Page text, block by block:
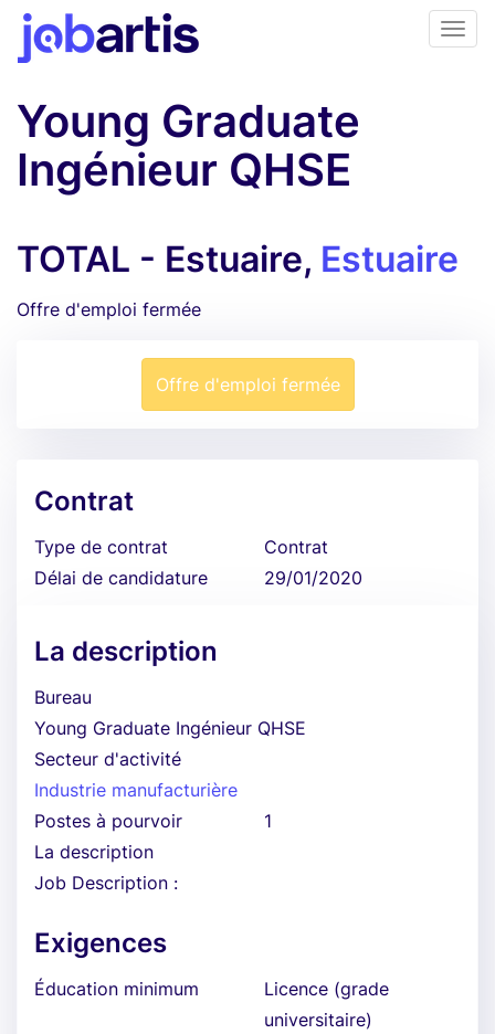
Young Graduate
Ingénieur QHSE
TOTAL - Estuaire, Estuaire
Offre d'emploi fermée
Offre d'emploi fermée
Contrat
Type de contrat
Contrat
Délai de candidature
29/01/2020
La description
Bureau
Young Graduate Ingénieur QHSE
Secteur d'activité
Industrie manufacturière
Postes à pourvoir
1
La description
Job Description :
Exigences
Éducation minimum
Licence (grade
universitaire)